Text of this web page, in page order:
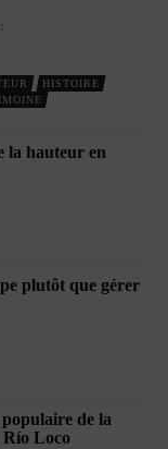
HISTOIRE
la hauteur en
plutôt que gérer
de la
Río Loco